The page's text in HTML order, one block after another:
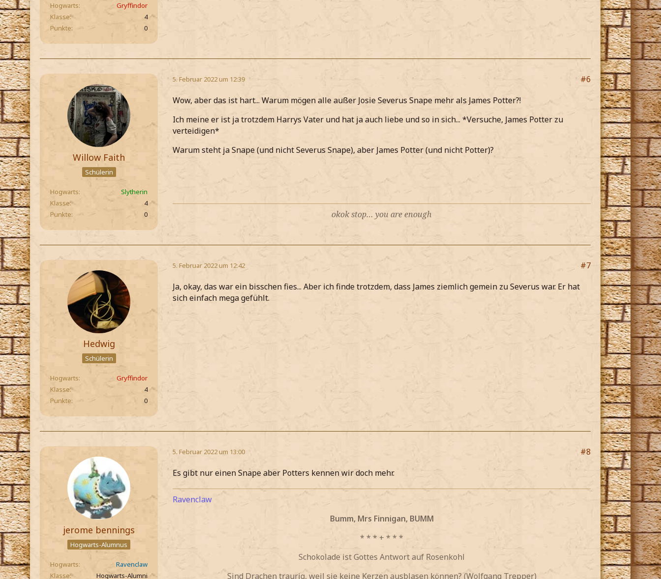
Hogwarts
Gryffindor
Klasse
4
Punkte
0
Willow Faith
Schülerin
Hogwarts
Slytherin
Klasse
4
Punkte
0
5. Februar 2022 um 12:39
#6
Wow, aber das ist hart... Warum mögen alle außer Josie Severus Snape mehr als James Potter?!
Ich meine er ist ja trotzdem Harrys Vater und hat ja auch liebe und so in sich... *Versuche, James Potter zu
verteidigen*
Warum steht ja Snape (und nicht Severus Snape), aber James Potter (und nicht Potter)?
okok stop… you are enough
Hedwig
Schülerin
Hogwarts
Gryffindor
Klasse
4
Punkte
0
5. Februar 2022 um 12:42
#7
Ja, okay, das war ein bisschen fies... Aber ich finde trotzdem, dass James ziemlich gemein zu Severus war. Er hat
sich einfach mega gefühlt.
jerome bennings
Hogwarts-Alumnus
Hogwarts
Ravenclaw
Klasse
Hogwarts-Alumni
5. Februar 2022 um 13:00
#8
Es gibt nur einen Snape aber Potters kennen wir doch mehr.
Ravenclaw
Bumm, Mrs Finnigan, BUMM
* * * + * * *
Schokolade ist Gottes Antwort auf Rosenkohl
Sind Drachen traurig, weil sie keine Kerzen ausblasen können? (Wolfgang Trepper)